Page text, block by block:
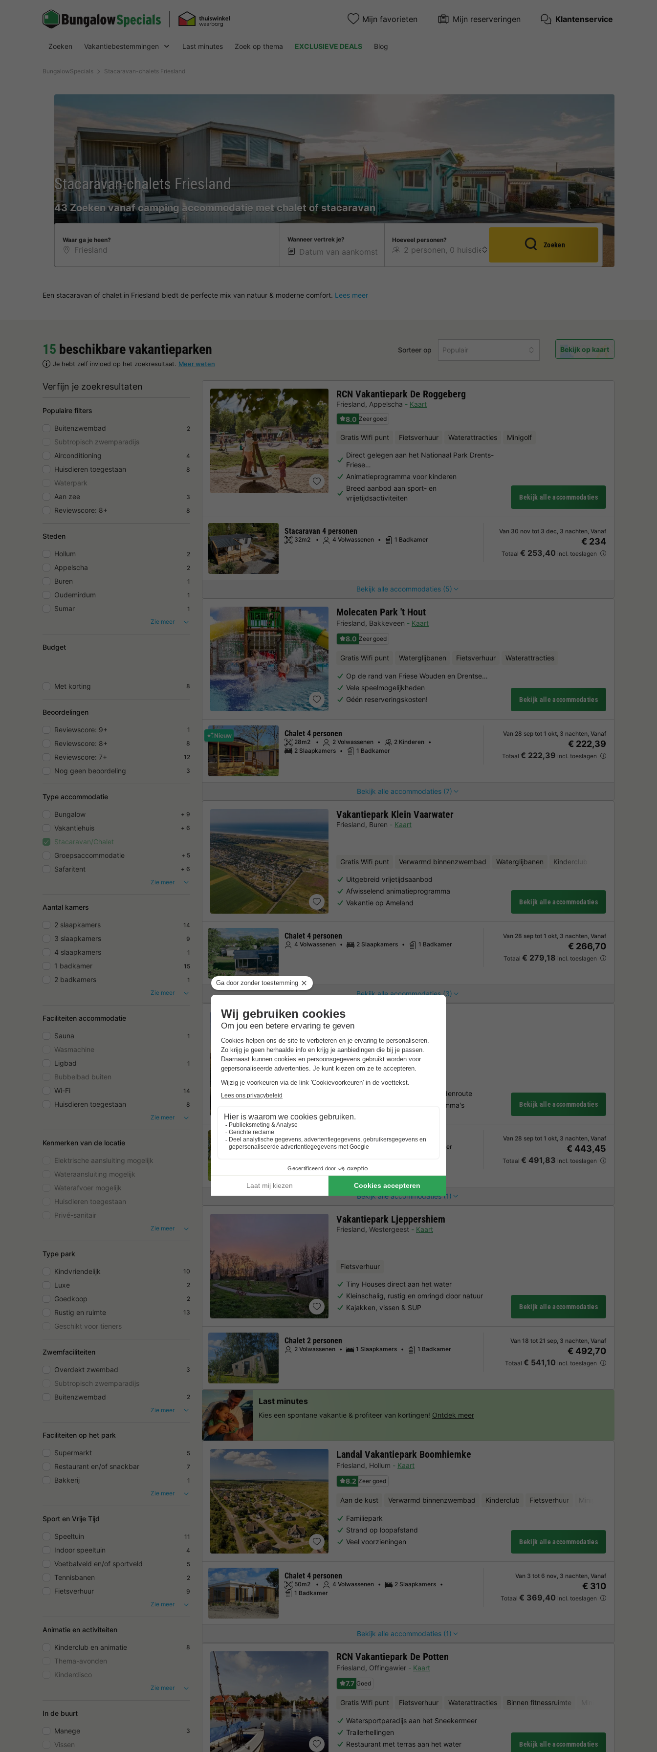
Mijn favorieten Mijn reserveringen Klantenservice
Zoeken Vakantiebestemmingen Last minutes Zoek op thema EXCLUSIEVE DEALS Blog
BungalowSpecials Stacaravan-chalets Friesland
Stacaravan-chalets Friesland
43 Zoeken vanaf camping accommodatie met chalet of stacaravan
Waar ga je heen? Wanneer vertrek je? Hoeveel personen?
Zoeken
Een stacaravan of chalet in Friesland biedt de perfecte mix van natuur & moderne comfort. Lees meer
15 beschikbare vakantieparken
Je hebt zelf invloed op het zoekresultaat. Meer weten
Sorteer op Populair Bekijk op kaart
Verfijn je zoekresultaten
Populaire filters
Buitenzwembad 2
Subtropisch zwemparadijs
Airconditioning
4
Huisdieren toegestaan 8
Waterpark
Aan zee
3
Reviewscore: 8+ 8
Steden
Hollum 2
Appelscha 2
Buren 1
Oudemirdum 1
Sumar
1
Zie meer
Budget
Met korting 8
Beoordelingen
Reviewscore: 9+ 1
Reviewscore: 8+ 8
Reviewscore: 7+ 12
Nog geen beoordeling 3
Type accommodatie
Bungalow + 9
Vakantiehuis + 6
Stacaravan/Chalet
Groepsaccommodatie
+ 5
Safaritent
+ 6
Zie meer
Aantal kamers
2 slaapkamers 14
3 slaapkamers 9
4 slaapkamers 1
1 badkamer 15
2 badkamers
1
Zie meer
Faciliteiten accommodatie
Sauna 1
Wasmachine
Ligbad
1
Bubbelbad buiten
Wi-Fi
14
Huisdieren toegestaan
8
Zie meer
Kenmerken van de locatie
Elektrische aansluiting mogelijk
Wateraansluiting mogelijk
Waterafvoer mogelijk
Huisdieren toegestaan
Privé-sanitair
Zie meer
Type park
Kindvriendelijk 10
Luxe 2
Goedkoop 2
Rustig en ruimte 13
Geschikt voor tieners
Zwemfaciliteiten
Overdekt zwembad 3
Subtropisch zwemparadijs
Buitenzwembad
2
Zie meer
Faciliteiten op het park
Supermarkt 5
Restaurant en/of snackbar 7
Bakkerij
1
Zie meer
Sport en Vrije Tijd
Speeltuin 11
Indoor speeltuin 4
Voetbalveld en/of sportveld 5
Tennisbanen 2
Fietsverhuur
9
Zie meer
Animatie en activiteiten
Kinderclub en animatie 8
Thema-avonden
Kinderdisco
Zie meer
In de buurt
Manege 3
Vissen
RCN Vakantiepark De Roggeberg
Friesland, Appelscha
Kaart
8.0 Zeer goed
Gratis Wifi punt Fietsverhuur Waterattracties Minigolf
Direct gelegen aan het Nationaal Park Drents-
Friese…
Animatieprogramma voor kinderen
Breed aanbod aan sport- en
vrijetijdsactiviteiten
Bekijk alle accommodaties
Bekijk alle accommodaties (5)
Stacaravan 4 personen
32m2 4 Volwassenen 1 Badkamer
Van 30 nov tot 3 dec, 3 nachten, Vanaf
€ 234
Totaal € 253,40 incl. toeslagen
Molecaten Park 't Hout
Friesland, Bakkeveen
Kaart
8.0 Zeer goed
Gratis Wifi punt Waterglijbanen Fietsverhuur Waterattracties
Op de rand van Friese Wouden en Drentse…
Vele speelmogelijkheden
Géén reserveringskosten!
Bekijk alle accommodaties
Bekijk alle accommodaties (7)
Nieuw Chalet 4 personen
28m2 2 Volwassenen
2 Kinderen
2 Slaapkamers
1 Badkamer
Van 28 sep tot 1 okt, 3 nachten, Vanaf
€ 222,39
Totaal € 222,39 incl. toeslagen
Vakantiepark Klein Vaarwater
Friesland, Buren Kaart
Gratis Wifi punt Verwarmd binnenzwembad Waterglijbanen Kinderclub
Uitgebreid vrijetijdsaanbod
Afwisselend animatieprogramma
Vakantie op Ameland
Bekijk alle accommodaties
Bekijk alle accommodaties (3)
Chalet 4 personen
4 Volwassenen 2 Slaapkamers 1 Badkamer
Van 28 sep tot 1 okt, 3 nachten, Vanaf
€ 266,70
Totaal € 279,18 incl. toeslagen
Pean-Buiten Weidum
Friesland
Gratis Wifi punt
Exclusief voor volwassenen
Direct aan de beroemde Elfstedenroute
Gevarieerde activiteitenprogramma's
Bekijk alle accommodaties
Bekijk alle accommodaties (1)
Chalet 4 personen
4 Volwassenen 2 Slaapkamers 1 Badkamer
Van 28 sep tot 1 okt, 3 nachten, Vanaf
€ 443,45
Totaal € 491,83 incl. toeslagen
Vakantiepark Ljeppershiem
Friesland, Westergeest Kaart
Fietsverhuur
Tiny Houses direct aan het water
Kleinschalig, rustig en omringd door natuur
Kajakken, vissen & SUP
Bekijk alle accommodaties
Chalet 2 personen
2 Volwassenen 1 Slaapkamers 1 Badkamer
Van 18 tot 21 sep, 3 nachten, Vanaf
€ 492,70
Totaal € 541,10 incl. toeslagen
Landal Vakantiepark Boomhiemke
Friesland, Hollum
Kaart
8.2 Zeer goed
Aan de kust Verwarmd binnenzwembad Kinderclub Fietsverhuur Minigolf
Familiepark
Strand op loopafstand
Veel voorzieningen
Bekijk alle accommodaties
Bekijk alle accommodaties (1)
Chalet 4 personen
50m2 4 Volwassenen
2 Slaapkamers
1 Badkamer
Van 3 tot 6 nov, 3 nachten, Vanaf
€ 310
Totaal € 369,40 incl. toeslagen
RCN Vakantiepark De Potten
Friesland, Offingawier
Kaart
7.7 Goed
Gratis Wifi punt Fietsverhuur Waterattracties Binnen fitnessruimte Minigolf
Watersportparadijs aan het Sneekermeer
Trailerhellingen
Restaurant met terras aan het water
Bekijk alle accommodaties
Last minutes
Kies een spontane vakantie & profiteer van kortingen! Ontdek meer